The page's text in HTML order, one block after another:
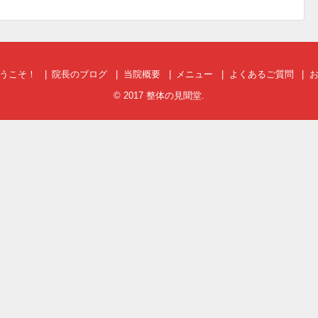
こそ！ 院長のブログ 当院概要 メニュー よくあるご質問
© 2017 整体の見聞堂